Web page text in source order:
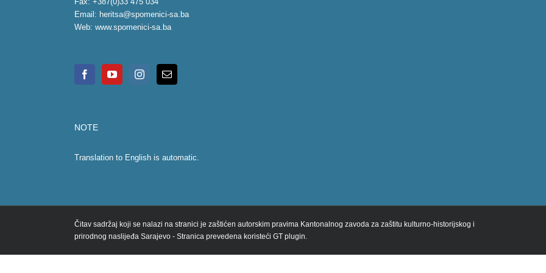
Email: heritsa@spomenici-sa.ba
Web: www.spomenici-sa.ba
NOTE
Translation to English is automatic.
Čitav sadržaj koji se nalazi na stranici je zaštićen autorskim pravima Kantonalnog zavoda za zaštitu kulturno-historijskog i
prirodnog naslijeđa Sarajevo - Stranica prevedena koristeći GT plugin.